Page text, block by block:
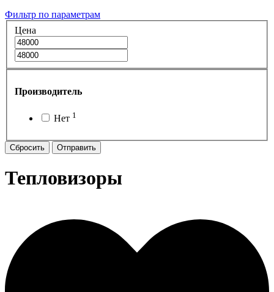
Фильтр по параметрам
Цена
Производитель
Нет 1
Сбросить Отправить
Тепловизоры